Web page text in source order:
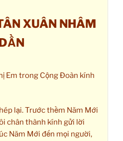
XUÂN NHÂM
Em trong Cộng Đoàn kính
lại. Trước thềm Năm Mới
chân thành kính gửi lời
Năm Mới đến mọi người,